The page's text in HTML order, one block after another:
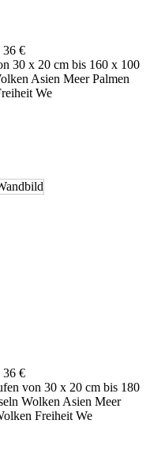
36 €
30 x 20 cm bis 160 x 100
Asien Meer Palmen
We
36 €
von 30 x 20 cm bis 180
Wolken Asien Meer
Freiheit We